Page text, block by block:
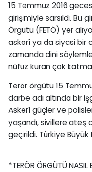
15 Temmuz 2016
girişimiyle sarsıldı. Bu
Örgütü (FETÖ) yer
askerî ya da siyasi bir
zamanda dini
nüfuz kuran çok
Terör örgütü 15
darbe adı altında bir
Askerî güçler ve
yaşandı, sivillere ateş
geçirildi. Türkiye
*TERÖR ÖRGÜTÜ NASIL